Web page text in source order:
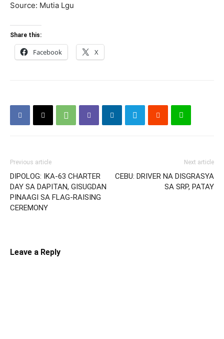
Source: Mutia Lgu
Share this:
Facebook X
Previous article
DIPOLOG: IKA-63 CHARTER
DAY SA DAPITAN, GISUGDAN
PINAAGI SA FLAG-RAISING
CEREMONY
Next article
CEBU: DRIVER NA DISGRASYA
SA SRP, PATAY
Leave a Reply